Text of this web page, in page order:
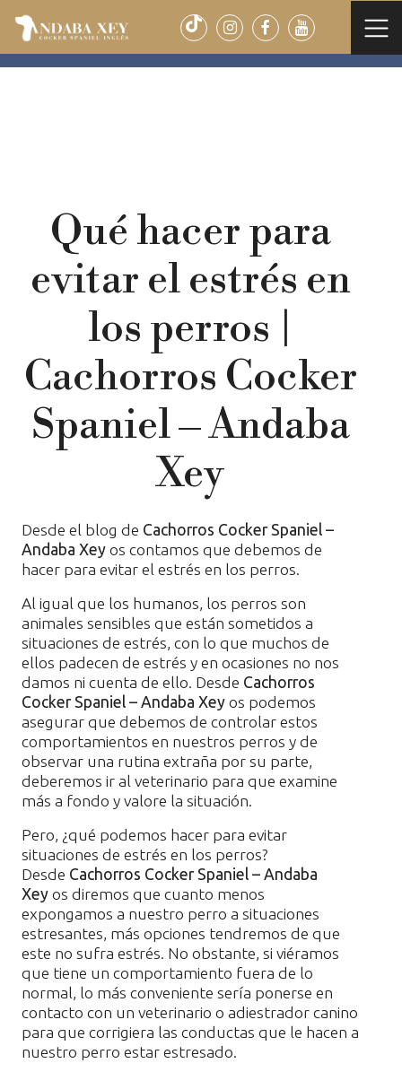
ANDABA XEY NOTICIAS>Qué hacer para evitar el
estrés en los perros | Cachorros Cocker Spaniel –
Andaba Xey
Qué hacer para
evitar el estrés en
los perros |
Cachorros Cocker
Spaniel – Andaba
Xey
Desde el blog de Cachorros Cocker Spaniel –
Andaba Xey os contamos que debemos de
hacer para evitar el estrés en los perros.
Al igual que los humanos, los perros son
animales sensibles que están sometidos a
situaciones de estrés, con lo que muchos de
ellos padecen de estrés y en ocasiones no nos
damos ni cuenta de ello. Desde Cachorros
Cocker Spaniel – Andaba Xey os podemos
asegurar que debemos de controlar estos
comportamientos en nuestros perros y de
observar una rutina extraña por su parte,
deberemos ir al veterinario para que examine
más a fondo y valore la situación.
Pero, ¿qué podemos hacer para evitar
situaciones de estrés en los perros?
Desde Cachorros Cocker Spaniel – Andaba
Xey os diremos que cuanto menos
expongamos a nuestro perro a situaciones
estresantes, más opciones tendremos de que
este no sufra estrés. No obstante, si viéramos
que tiene un comportamiento fuera de lo
normal, lo más conveniente sería ponerse en
contacto con un veterinario o adiestrador canino
para que corrigiera las conductas que le hacen a
nuestro perro estar estresado.